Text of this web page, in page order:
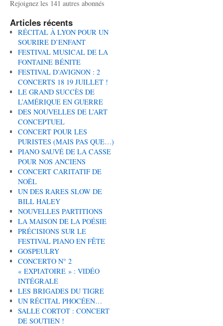
Rejoignez les 141 autres abonnés
Articles récents
RÉCITAL À LYON POUR UN
SOURIRE D’ENFANT
FESTIVAL MUSICAL DE LA
FONTAINE BÉNITE
FESTIVAL D’AVIGNON : 2
CONCERTS 18 19 JUILLET !
LE GRAND SUCCÈS DE
L’AMÉRIQUE EN GUERRE
DES NOUVELLES DE L’ART
CONCEPTUEL
CONCERT POUR LES
PURISTES (MAIS PAS QUE…)
PIANO SAUVÉ DE LA CASSE
POUR NOS ANCIENS
CONCERT CARITATIF DE
NOËL
UN DES RARES SLOW DE
BILL HALEY
NOUVELLES PARTITIONS
LA MAISON DE LA POÉSIE
PRÉCISIONS SUR LE
FESTIVAL PIANO EN FÊTE
GOSPEULRY
CONCERTO N° 2
« EXPIATOIRE » : VIDÉO
INTÉGRALE
LES BRIGADES DU TIGRE
UN RÉCITAL PHOCÉEN…
SALLE CORTOT : CONCERT
DE SOUTIEN !